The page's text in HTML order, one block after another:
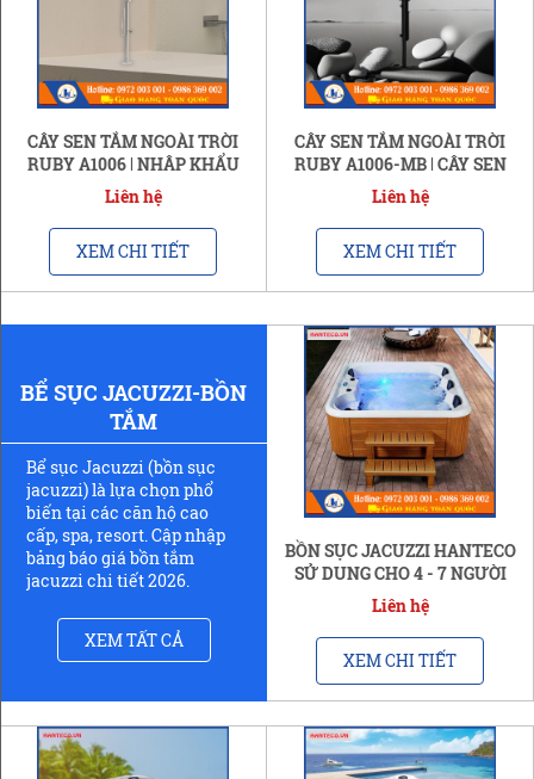
CÂY SEN TẮM NGOÀI TRỜI
RUBY A1006 | NHẬP KHẨU
CHÍNH HÃNG
Liên hệ
XEM CHI TIẾT
CÂY SEN TẮM NGOÀI TRỜI
RUBY A1006-MB | CÂY SEN
TẮM TRÁNG
Liên hệ
XEM CHI TIẾT
BỂ SỤC JACUZZI-BỒN
TẮM
Bể sục Jacuzzi (bồn sục
jacuzzi) là lựa chọn phổ
biến tại các căn hộ cao
cấp, spa, resort. Cập nhập
bảng báo giá bồn tắm
jacuzzi chi tiết 2026.
XEM TẤT CẢ
BỒN SỤC JACUZZI HANTECO
SỬ DỤNG CHO 4 - 7 NGƯỜI
Liên hệ
XEM CHI TIẾT